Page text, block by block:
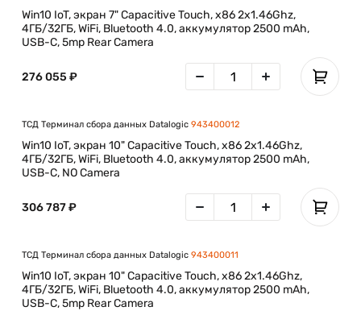
Win10 IoT, экран 7" Capacitive Touch, x86 2x1.46Ghz,
4ГБ/32ГБ, WiFi, Bluetooth 4.0, аккумулятор 2500 mAh,
USB-C, 5mp Rear Camera
276 055 ₽
ТСД Терминал сбора данных Datalogic 943400012
Win10 IoT, экран 10" Capacitive Touch, x86 2x1.46Ghz,
4ГБ/32ГБ, WiFi, Bluetooth 4.0, аккумулятор 2500 mAh,
USB-C, NO Camera
306 787 ₽
ТСД Терминал сбора данных Datalogic 943400011
Win10 IoT, экран 10" Capacitive Touch, x86 2x1.46Ghz,
4ГБ/32ГБ, WiFi, Bluetooth 4.0, аккумулятор 2500 mAh,
USB-C, 5mp Rear Camera